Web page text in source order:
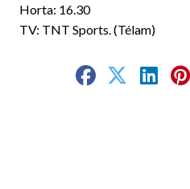
Horta: 16.30
TV: TNT Sports. (Télam)